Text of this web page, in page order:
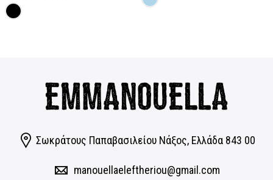
Σωκράτους Παπαβασιλείου Νάξος, Eλλάδα 843 00
manouellaeleftheriou@gmail.com